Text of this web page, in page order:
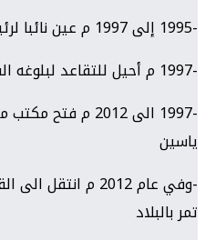
-1995 إلى 1997 م عين نائبا لرئيس محكمه النقض في سوريا
-1997 م أحيل للتقاعد لبلوغه السن القانوني بعد أن مدد له ..
-1997 الى 2012 م
ياسين
-وفي عام 2012 م
تمر بالبلاد